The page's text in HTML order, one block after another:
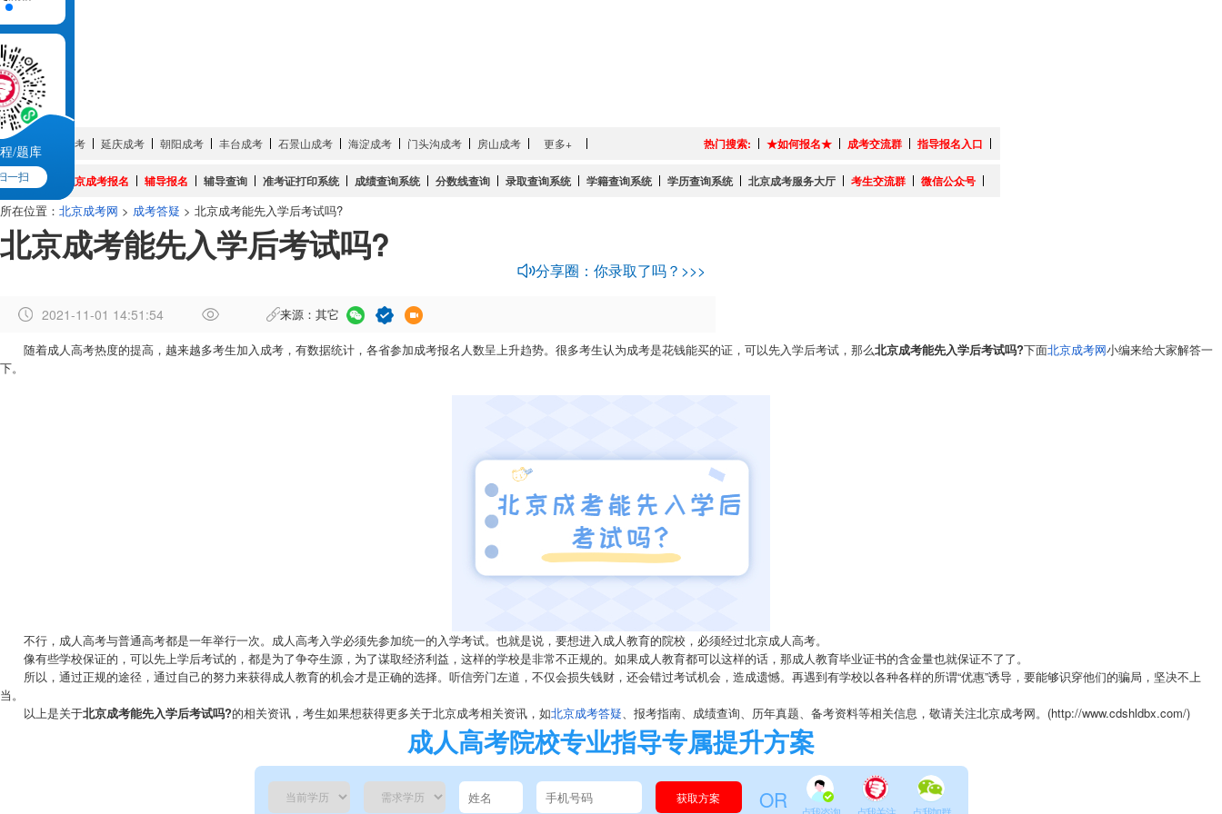
成考简章
成考培训
成考院校
成考专业
试题真题
网上报名
服务大厅
城市: 密云成考 延庆成考 朝阳成考 丰台成考 石景山成考 海淀成考 门头沟成考 房山成考 更多+ 热门搜索: ★如何报名★ 成考交流群 指导报名入口
成考系统: 北京成考报名 辅导报名 辅导查询 准考证打印系统 成绩查询系统 分数线查询 录取查询系统 学籍查询系统 学历查询系统 北京成考服务大厅 考生交流群 微信公众号
/题库
一扫
所在位置： 北京成考网 > 成考答疑 > 北京成考能先入学后考试吗?
北京成考能先入学后考试吗?
分享圈：你录取了吗？>>>
2021-11-01 14:51:54
来源：其它
者
随着成人高考热度的提高，越来越多考生加入成考，有数据统计，各省参加成考报名人数呈上升趋势。很多考生认为成考是花钱能买的证，可以先入学后考试，那么北京成考能先入学后考试吗?下面北京成考网小编来给大家解答一
下。
不行，成人高考与普通高考都是一年举行一次。成人高考入学必须先参加统一的入学考试。也就是说，要想进入成人教育的院校，必须经过北京成人高考。
像有些学校保证的，可以先上学后考试的，都是为了争夺生源，为了谋取经济利益，这样的学校是非常不正规的。如果成人教育都可以这样的话，那成人教育毕业证书的含金量也就保证不了了。
所以，通过正规的途径，通过自己的努力来获得成人教育的机会才是正确的选择。听信旁门左道，不仅会损失钱财，还会错过考试机会，造成遗憾。再遇到有学校以各种各样的所谓“优惠”诱导，要能够识穿他们的骗局，坚决不上
当。
以上是关于北京成考能先入学后考试吗?的相关资讯，考生如果想获得更多关于北京成考相关资讯，如北京成考答疑、报考指南、成绩查询、历年真题、备考资料等相关信息，敬请关注北京成考网。(http://www.cdshldbx.com/)
成人高考院校专业指导专属提升方案
获取方案 OR